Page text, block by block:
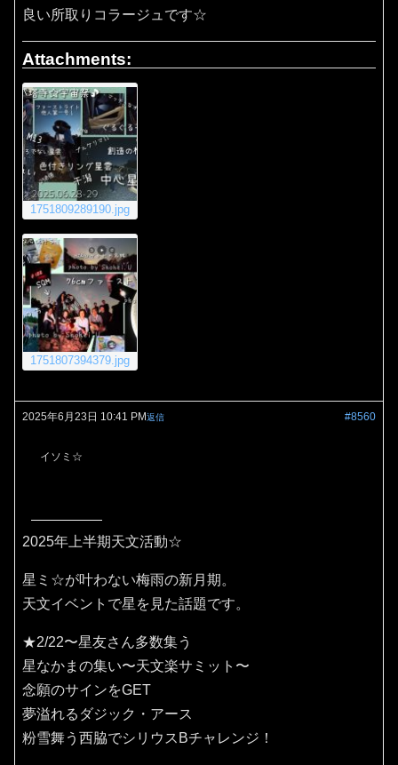
良い所取りコラージュです☆
Attachments:
1751809289190.jpg
1751807394379.jpg
2025年6月23日 10:41 PM #8560
返信
イソミ☆
2025年上半期天文活動☆
星ミ☆が叶わない梅雨の新月期。
天文イベントで星を見た話題です。
★2/22〜星友さん多数集う
星なかまの集い〜天文楽サミット〜
念願のサインをGET
夢溢れるダジック・アース
粉雪舞う西脇でシリウスBチャレンジ！